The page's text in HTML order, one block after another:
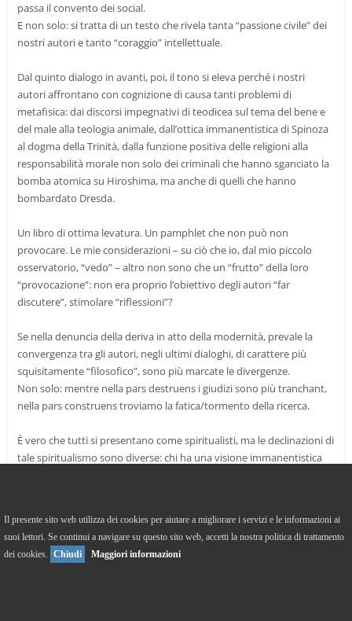
passa il convento dei social.
E non solo: si tratta di un testo che rivela tanta “passione civile” dei
nostri autori e tanto “coraggio” intellettuale.
Dal quinto dialogo in avanti, poi, il tono si eleva perché i nostri
autori affrontano con cognizione di causa tanti problemi di
metafisica: dai discorsi impegnativi di teodicea sul tema del bene e
del male alla teologia animale, dall’ottica immanentistica di Spinoza
al dogma della Trinità, dalla funzione positiva delle religioni alla
responsabilità morale non solo dei criminali che hanno sganciato la
bomba atomica su Hiroshima, ma anche di quelli che hanno
bombardato Dresda.
Un libro di ottima levatura. Un pamphlet che non può non
provocare. Le mie considerazioni – su ciò che io, dal mio piccolo
osservatorio, “vedo” – altro non sono che un “frutto” della loro
“provocazione”: non era proprio l’obiettivo degli autori “far
discutere”, stimolare “riflessioni”?
Se nella denuncia della deriva in atto della modernità, prevale la
convergenza tra gli autori, negli ultimi dialoghi, di carattere più
squisitamente “filosofico”, sono più marcate le divergenze.
Non solo: mentre nella pars destruens i giudizi sono più tranchant,
nella pars construens troviamo la fatica/tormento della ricerca.
È vero che tutti si presentano come spiritualisti, ma le declinazioni di
tale spiritualismo sono diverse: chi ha una visione immanentistica
Sullo sfondo, in modo esplicito o implicito, si vedono suggestioni
che si ispirano ad Heidegger e a Schelling (lo spirito altro non è che il
Il presente sito web utilizza dei cookies per aiutare a migliorare i servizi e le informazioni ai
suoi lettori. Se continui a navigare su questo sito web, accetti la nostra politica di trattamento
dei cookies. Chiudi Maggiori informazioni